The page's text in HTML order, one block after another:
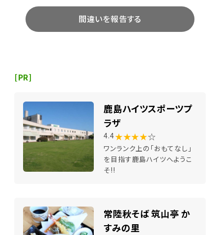
間違いを報告する
[PR]
鹿島ハイツスポーツプ
ラザ
4.4★★★★☆
ワンランク上の「おもてなし」
を目指す鹿島ハイツへようこ
そ!!
常陸秋そば 筑山亭 か
すみの里